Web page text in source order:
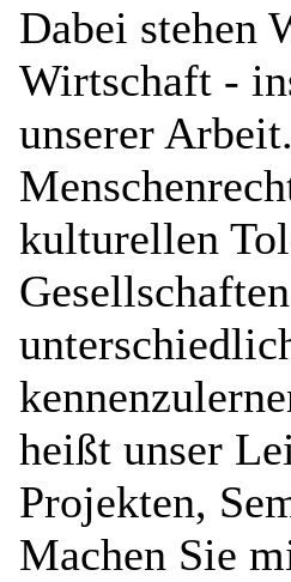
Dabei stehen
Wirtschaft -
unserer
kulturellen
heißt unser
Projekten,
Machen Sie